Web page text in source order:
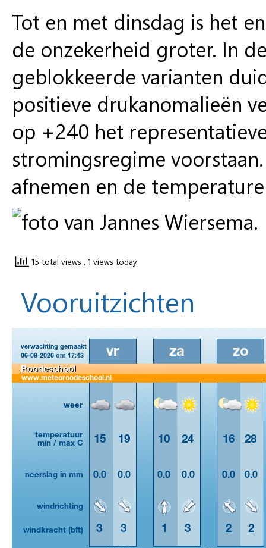
Tot en met dinsdag is het
de onzekerheid groter. In
geblokkeerde varianten
positieve drukanomalieën
op +240 het
stromingsregime
afnemen en de
15 total views , 1 views today
Vooruitzichten